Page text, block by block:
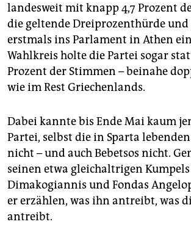
landesweit mit knapp 4,7 Prozent
die geltende Dreiprozenthürde und
erstmals ins Parlament in Athen
Wahlkreis holte die Partei sogar
Prozent der Stimmen – beinahe
wie im Rest Griechenlands.
Dabei kannte bis Ende Mai kaum
Partei, selbst die in Sparta
nicht – und auch Bebetsos nicht.
seinen etwa gleichaltrigen Kumpels
Dimakogiannis und Fondas
er erzählen, was ihn antreibt, was
antreibt.